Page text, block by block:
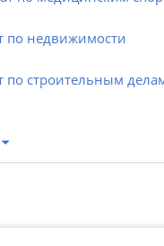
по недвижимости
по строительным